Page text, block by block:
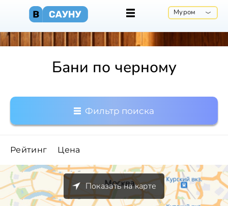
Муром
Бани по черному
Фильтр поиска
Рейтинг Цена
Показать на карте